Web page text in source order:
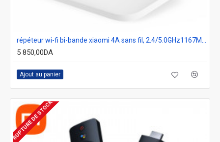
5 850,00DA
Ajout au panier
RUPTURE DE STOCK